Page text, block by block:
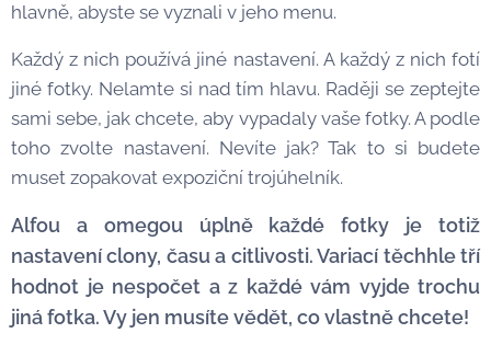
hlavně, abyste se vyznali v jeho menu.
Každý z nich používá jiné nastavení. A každý z nich fotí
jiné fotky. Nelamte si nad tím hlavu. Raději se zeptejte
sami sebe, jak chcete, aby vypadaly vaše fotky. A podle
toho zvolte nastavení. Nevíte jak? Tak to si budete
muset zopakovat expoziční trojúhelník.
Alfou a omegou úplně každé fotky je totiž
nastavení clony, času a citlivosti. Variací těchhle tří
hodnot je nespočet a z každé vám vyjde trochu
jiná fotka. Vy jen musíte vědět, co vlastně chcete!